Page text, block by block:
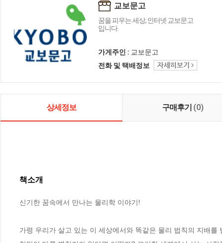
교보문고
꿈을 피우는 세상, 인터넷 교보문고
입니다.
가게주인 : 교보문고
전화 및 택배정보
상세정보 구매후기 (0)
책소개
신기한 꿈속에서 만나는 물리학 이야기!
가령 우리가 살고 있는 이 세상에서와 똑같은 물리 법칙의 지배